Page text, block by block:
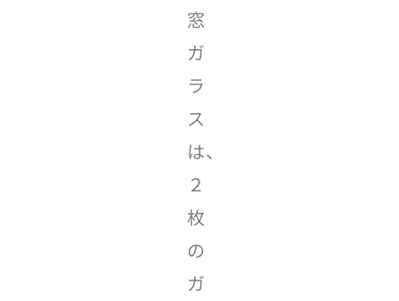
窓
ガ
ラ
ス
は、
２
枚
の
ガ